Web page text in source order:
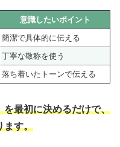
意識したいポイント
簡潔で具体的に伝える
丁寧な敬称を使う
落ち着いたトーンで伝える
を最初に決めるだけで、
ます。